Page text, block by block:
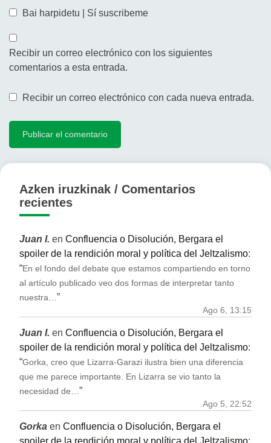
Bai harpidetu | Sí suscribeme
Recibir un correo electrónico con los siguientes
comentarios a esta entrada.
Recibir un correo electrónico con cada nueva entrada.
Azken iruzkinak / Comentarios
recientes
Juan I. en Confluencia o Disolución, Bergara el
spoiler de la rendición moral y política del Jeltzalismo:
“En el fondo del debate que estamos compartiendo en torno
al artículo publicado veo dos formas de interpretar tanto
nuestra…”
Ago 6, 13:15
Juan I. en Confluencia o Disolución, Bergara el
spoiler de la rendición moral y política del Jeltzalismo:
“Gorka, creo que Lizarra-Garazi ilustra bien una diferencia
que me parece importante. En Lizarra se vio tanto la
necesidad de…”
Ago 5, 22:52
Gorka en Confluencia o Disolución, Bergara el
spoiler de la rendición moral y política del Jeltzalismo: